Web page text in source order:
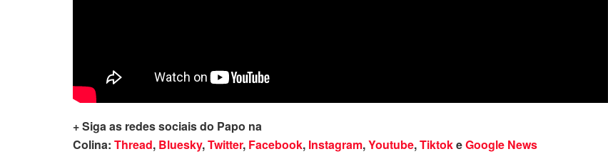
+ Siga as redes sociais do Papo na
Colina: Thread, Bluesky,Twitter, Facebook, Instagram,Youtube,TiktokeGoogle News